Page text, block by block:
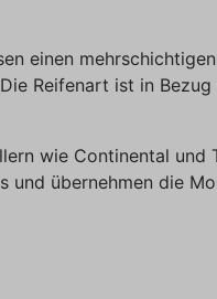
einen
Reifenart ist in
wie Continental und
übernehmen die